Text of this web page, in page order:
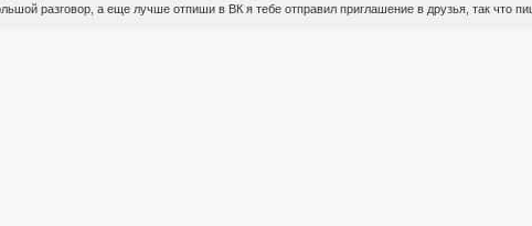
разговор, а еще лучше отпиши в ВК я тебе отправил приглашение в друзья, так что